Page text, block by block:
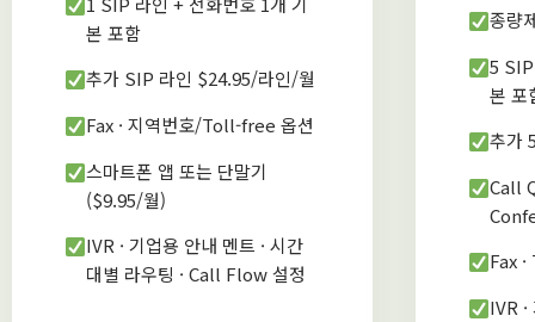
본 포함
추가 SIP 라인 $24.95/라인/월
Fax · 지역번호/Toll-free 옵션
스마트폰 앱 또는 단말기
($9.95/월)
IVR · 기업용 안내 멘트 · 시간
대별 라우팅 · Call Flow 설정
종량
5
본 포
추가
Call
Fax
IVR